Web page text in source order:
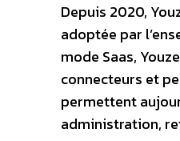
Depuis 2020,
adoptée par
mode Saas,
connecteurs et
permettent
administration,